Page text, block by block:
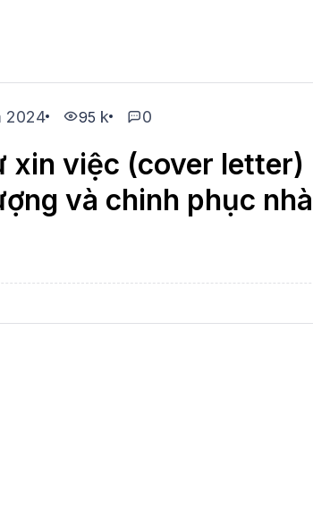
2024 95 k 0
xin việc (cover letter)
và chinh phục nhà